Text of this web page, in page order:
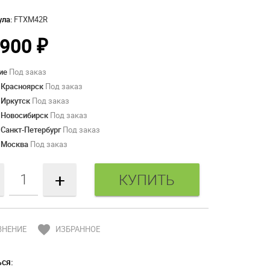
FTXM42R
₽
Под заказ
Под заказ
Под заказ
Под заказ
ПетербургПод заказ
Под заказ
+
favorite ИЗБРАННОЕ